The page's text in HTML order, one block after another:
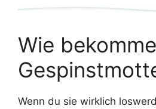
Wie
Wenn du sie wirklich